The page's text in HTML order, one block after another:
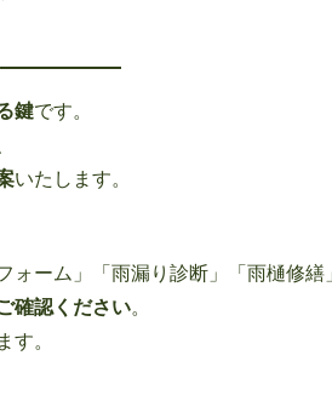
鍵です。
いたします。
ォーム」「雨漏り診断」「雨樋修繕
確認ください。
。